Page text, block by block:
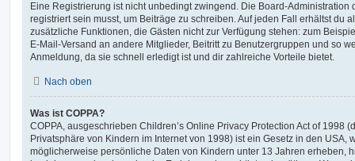
Eine Registrierung ist nicht unbedingt zwingend. Die Board-Administration
registriert sein musst, um Beiträge zu schreiben. Auf jeden Fall erhältst du
zusätzliche Funktionen, die Gästen nicht zur Verfügung stehen: zum
E-Mail-Versand an andere Mitglieder, Beitritt zu Benutzergruppen und so
Anmeldung, da sie schnell erledigt ist und dir zahlreiche Vorteile bietet.
Nach oben
Was ist COPPA?
COPPA, ausgeschrieben Children’s Online Privacy Protection Act of 1998
Privatsphäre von Kindern im Internet von 1998) ist ein Gesetz in den USA,
möglicherweise persönliche Daten von Kindern unter 13 Jahren erheben,